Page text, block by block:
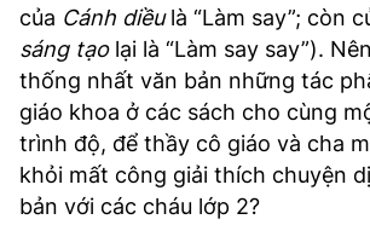
của Cánh diềulà “Làm say”; còn
sáng tạolại là “Làm say say”).
thống nhất văn bản những tác
giáo khoa ở các sách cho cùng
trình độ, để thầy cô giáo và cha
khỏi mất công giải thích chuyện
bản với các cháu lớp 2?